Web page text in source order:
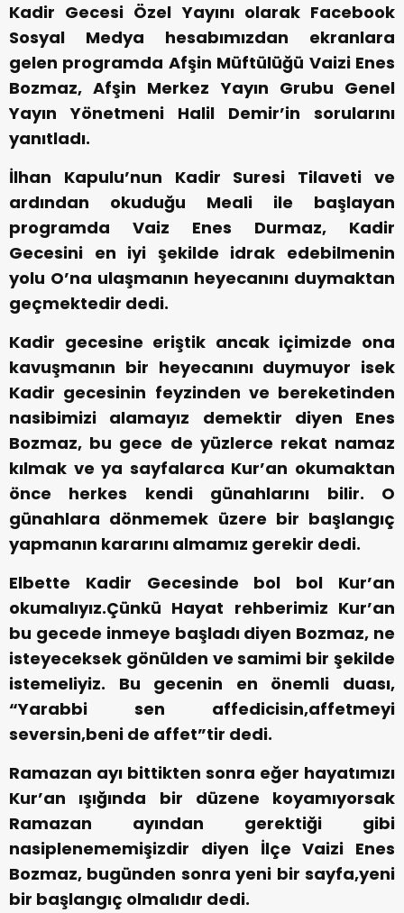
Kadir Gecesi Özel Yayını olarak Facebook
Sosyal Medya hesabımızdan ekranlara
gelen programda Afşin Müftülüğü Vaizi Enes
Bozmaz, Afşin Merkez Yayın Grubu Genel
Yayın Yönetmeni Halil Demir’in sorularını
yanıtladı.
İlhan Kapulu’nun Kadir Suresi Tilaveti ve
ardından okuduğu Meali ile başlayan
programda Vaiz Enes Durmaz, Kadir
Gecesini en iyi şekilde idrak edebilmenin
yolu O’na ulaşmanın heyecanını duymaktan
geçmektedir dedi.
Kadir gecesine eriştik ancak içimizde ona
kavuşmanın bir heyecanını duymuyor isek
Kadir gecesinin feyzinden ve bereketinden
nasibimizi alamayız demektir diyen Enes
Bozmaz, bu gece de yüzlerce rekat namaz
kılmak ve ya sayfalarca Kur’an okumaktan
önce herkes kendi günahlarını bilir. O
günahlara dönmemek üzere bir başlangıç
yapmanın kararını almamız gerekir dedi.
Elbette Kadir Gecesinde bol bol Kur’an
okumalıyız.Çünkü Hayat rehberimiz Kur’an
bu gecede inmeye başladı diyen Bozmaz, ne
isteyeceksek gönülden ve samimi bir şekilde
istemeliyiz. Bu gecenin en önemli duası,
“Yarabbi sen affedicisin,affetmeyi
seversin,beni de affet”tir dedi.
Ramazan ayı bittikten sonra eğer hayatımızı
Kur’an ışığında bir düzene koyamıyorsak
Ramazan ayından gerektiği gibi
nasiplenememişizdir diyen İlçe Vaizi Enes
Bozmaz, bugünden sonra yeni bir sayfa,yeni
bir başlangıç olmalıdır dedi.